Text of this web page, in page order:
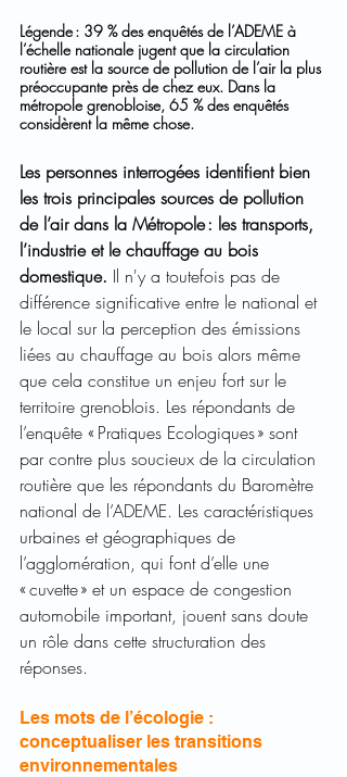
Légende : 39 % des enquêtés de l’ADEME à
l’échelle nationale jugent que la circulation
routière est la source de pollution de l’air la plus
préoccupante près de chez eux. Dans la
métropole grenobloise, 65 % des enquêtés
considèrent la même chose.
Les personnes interrogées identifient bien
les trois principales sources de pollution
de l’air dans la Métropole : les transports,
l’industrie et le chauffage au bois
domestique. Il n'y a toutefois pas de
différence significative entre le national et
le local sur la perception des émissions
liées au chauffage au bois alors même
que cela constitue un enjeu fort sur le
territoire grenoblois. Les répondants de
l’enquête « Pratiques Ecologiques » sont
par contre plus soucieux de la circulation
routière que les répondants du Baromètre
national de l’ADEME. Les caractéristiques
urbaines et géographiques de
l’agglomération, qui font d’elle une
« cuvette » et un espace de congestion
automobile important, jouent sans doute
un rôle dans cette structuration des
réponses.
Les mots de l’écologie :
conceptualiser les transitions
environnementales